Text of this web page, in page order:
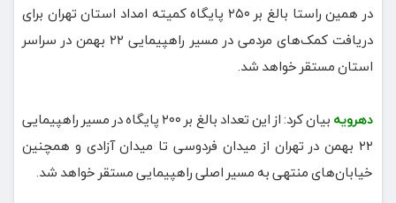
در همین راستا بالغ بر ۲۵۰ پایگاه کمیته امداد استان تهران برای
دریافت کمک‌های مردمی در مسیر راهپیمایی ۲۲ بهمن در سراسر
استان مستقر خواهد شد.
دهرویه
بیان کرد: از این تعداد بالغ بر ۲۰۰ پایگاه در مسیر راهپیمایی
۲۲ بهمن در تهران از میدان فردوسی تا میدان آزادی و همچنین
خیابان‌های منتهی به مسیر اصلی راهپیمایی مستقر خواهد شد.